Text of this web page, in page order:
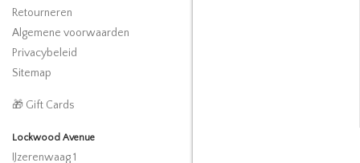
Retourneren
Algemene voorwaarden
Privacybeleid
Sitemap
🎁 Gift Cards
Lockwood Avenue
IJzerenwaag 1